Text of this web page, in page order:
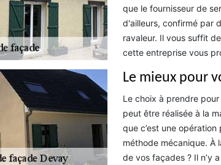
que le fournisseur de
d'ailleurs, confirmé par
ravaleur. Il vous suffit
cette entreprise vous
Le mieux pour
Le choix à prendre
peut être réalisée à la
que c’est une
méthode mécanique. À
de vos façades ? Il n’y